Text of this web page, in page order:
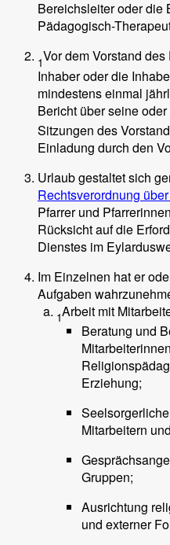
Bereichsleiter oder die
Pädagogisch-
1Vor dem Vorstand
Inhaber oder die
mindestens einmal
Bericht über seine
Sitzungen des
Einladung durch den
Urlaub gestaltet sich
Rechtsverordnung
Pfarrer und
Rücksicht auf die
Dienstes im
Im Einzelnen hat er
Aufgaben
1Arbeit mit
Beratung und
Erziehung;
Mitarbeitern
Gruppen;
Ausrichtung
und externer